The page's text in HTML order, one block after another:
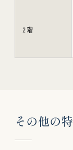
2階
その他の特